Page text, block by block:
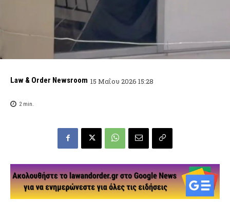
Law & Order Newsroom 15 Μαΐου 2026 15:28
2min.